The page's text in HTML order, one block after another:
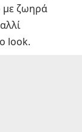
με ζωηρά
look.